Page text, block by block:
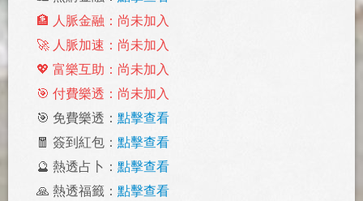
🏦 人脈金融：尚未加入
🚀 人脈加速：尚未加入
💖 富樂互助：尚未加入
🎯 付費樂透：尚未加入
🎯 免費樂透： 點擊查看
🧧 簽到紅包： 點擊查看
🔮 熱透占卜： 點擊查看
🙏 熱透福籤： 點擊查看